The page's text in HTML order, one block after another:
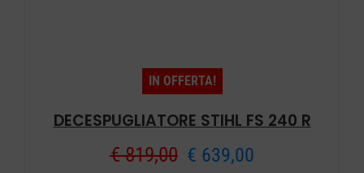
IN OFFERTA!
DECESPUGLIATORE STIHL FS 240 R
€819,00 Il
€ 639,00Il